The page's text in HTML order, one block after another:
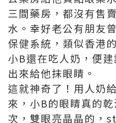
三間藥房，都沒有售
水。幸好老公有朋友
保健系統，類似香港
小B還在吃人奶，便
出來給他抹眼睛。
這就神奇了！用人奶
來，小B的眼睛真的
次，雙眼亮晶晶的，